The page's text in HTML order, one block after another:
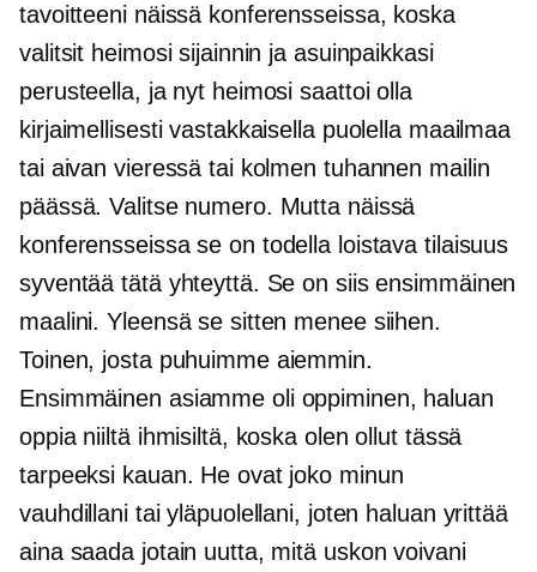
tavoitteeni näissä konferensseissa, koska
valitsit heimosi sijainnin ja asuinpaikkasi
perusteella, ja nyt heimosi saattoi olla
kirjaimellisesti vastakkaisella puolella maailmaa
tai aivan vieressä tai kolmen tuhannen mailin
päässä. Valitse numero. Mutta näissä
konferensseissa se on todella loistava tilaisuus
syventää tätä yhteyttä. Se on siis ensimmäinen
maalini. Yleensä se sitten menee siihen.
Toinen, josta puhuimme aiemmin.
Ensimmäinen asiamme oli oppiminen, haluan
oppia niiltä ihmisiltä, ​​koska olen ollut tässä
tarpeeksi kauan. He ovat joko minun
vauhdillani tai yläpuolellani, joten haluan yrittää
aina saada jotain uutta, mitä uskon voivani